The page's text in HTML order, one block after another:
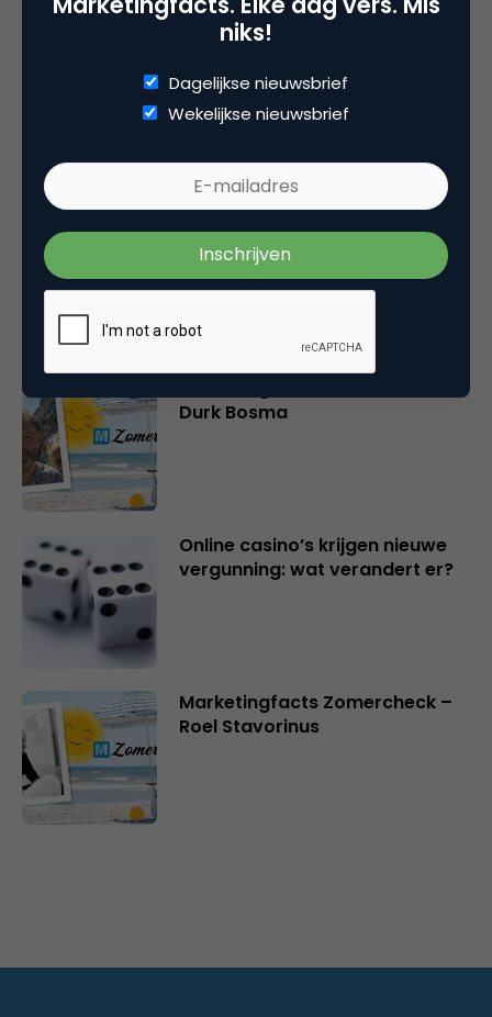
ingelogd zijn opom een reactie te
Gerelateerde artikelen
Marketingfacts Zomercheck –
Vita Kovalenko
Durk Bosma
Online casino’s krijgen nieuwe
vergunning: wat verandert er?
Marketingfacts Zomercheck –
Roel Stavorinus
niks!
Dagelijkse nieuwsbrief
Wekelijkse nieuwsbrief